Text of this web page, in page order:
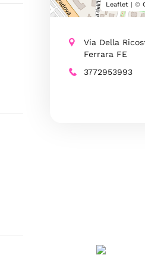
Leaflet| ©
Via Della
Ferrara FE
3772953993